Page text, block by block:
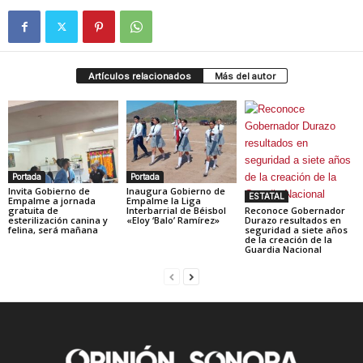
Artículos relacionados Más del autor
Portada
Invita Gobierno de
Empalme a jornada
gratuita de
esterilización canina y
felina, será mañana
Portada
Inaugura Gobierno de
Empalme la Liga
Interbarrial de Béisbol
«Eloy ‘Balo’ Ramírez»
ESTATAL
Reconoce Gobernador
Durazo resultados en
seguridad a siete años
de la creación de la
Guardia Nacional